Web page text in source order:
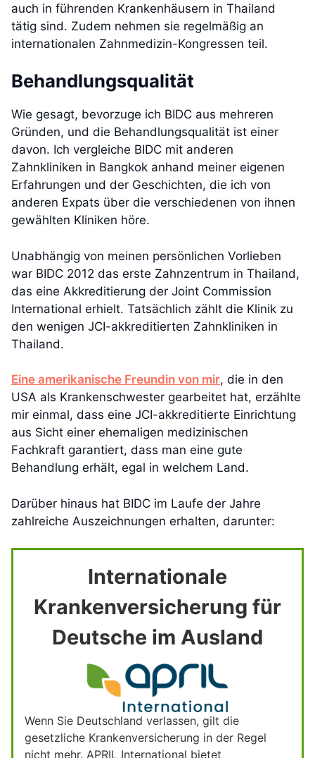
auch in führenden Krankenhäusern in Thailand
tätig sind. Zudem nehmen sie regelmäßig an
internationalen Zahnmedizin-Kongressen teil.
Behandlungsqualität
Wie gesagt, bevorzuge ich BIDC aus mehreren
Gründen, und die Behandlungsqualität ist einer
davon. Ich vergleiche BIDC mit anderen
Zahnkliniken in Bangkok anhand meiner eigenen
Erfahrungen und der Geschichten, die ich von
anderen Expats über die verschiedenen von ihnen
gewählten Kliniken höre.
Unabhängig von meinen persönlichen Vorlieben
war BIDC 2012 das erste Zahnzentrum in Thailand,
das eine Akkreditierung der Joint Commission
International erhielt. Tatsächlich zählt die Klinik zu
den wenigen JCI-akkreditierten Zahnkliniken in
Thailand.
Eine amerikanische Freundin von mir, die in den
USA als Krankenschwester gearbeitet hat, erzählte
mir einmal, dass eine JCI-akkreditierte Einrichtung
aus Sicht einer ehemaligen medizinischen
Fachkraft garantiert, dass man eine gute
Behandlung erhält, egal in welchem Land.
Darüber hinaus hat BIDC im Laufe der Jahre
zahlreiche Auszeichnungen erhalten, darunter:
Internationale
Krankenversicherung für
Deutsche im Ausland
Wenn Sie Deutschland verlassen, gilt die
gesetzliche Krankenversicherung in der Regel
nicht mehr. APRIL International bietet